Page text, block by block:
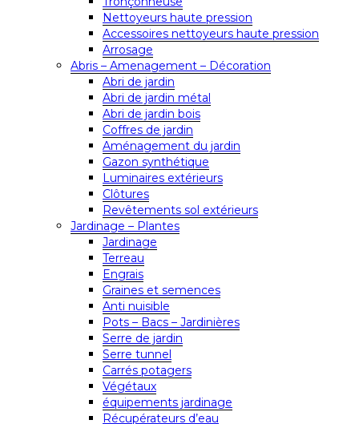
Nettoyeurs haute pression
Accessoires nettoyeurs haute pression
Arrosage
Abris – Amenagement – Décoration
Abri de jardin
Abri de jardin métal
Abri de jardin bois
Coffres de jardin
Aménagement du jardin
Gazon synthétique
Luminaires extérieurs
Clôtures
Revêtements sol extérieurs
Jardinage – Plantes
Jardinage
Terreau
Engrais
Graines et semences
Anti nuisible
Pots – Bacs – Jardinières
Serre de jardin
Serre tunnel
Carrés potagers
Végétaux
équipements jardinage
Récupérateurs d’eau